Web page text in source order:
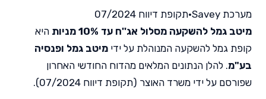
מערכת Savey •תקופת דיווח 07/2024
מיטב גמל להשקעה מסלול אג''ח עד 10% מניות
היא
קופת גמל להשקעה המנוהלת על ידי מיטב גמל ופנסיה
בע"מ. להלן הנתונים המלאים מהדוח החודשי האחרון
שפורסם על ידי משרד האוצר (תקופת דיווח 07/2024).